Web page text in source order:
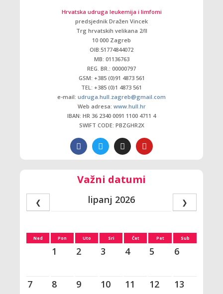
Hrvatska udruga leukemija i limfomi
predsjednik Dražen Vincek
Trg hrvatskih velikana 2/ll
10 000 Zagreb
OIB:51774844072
MB: 01136763
REG. BR.: 00000797
GSM: +385 (0)91 4873 561
TEL: +385 (0)1 4873 561
e-mail: udruga.hull.zagreb@gmail.com
Web adresa: www.hull.hr
IBAN: HR 36 2340 0091 1100 4711 4
SWIFT CODE: PBZGHR2X
Važni datumi
❮ lipanj 2026 ❯
Ned Pon Uto Sri Čet Pet Sub
1 2 3 4 5 6
7 8 9 10 11 12 13